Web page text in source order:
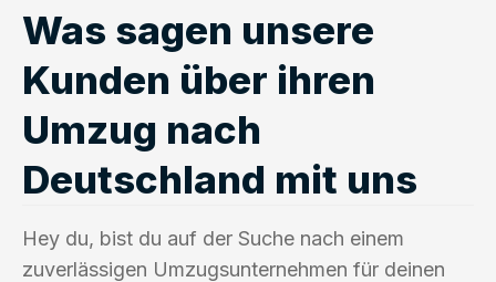
Was sagen unsere
Kunden über ihren
Umzug nach
Deutschland mit uns
Hey du, bist du auf der Suche nach einem
zuverlässigen Umzugsunternehmen für deinen